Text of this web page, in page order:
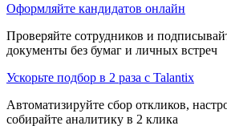
Оформляйте кандидатов онлайн
Проверяйте сотрудников и
документы без бумаг и личных встреч
Ускорьте подбор в 2 раза с Talantix
Автоматизируйте сбор откликов,
собирайте аналитику в 2 клика